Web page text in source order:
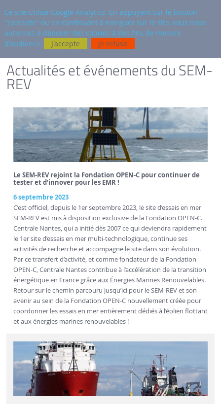
fr
Ce site utilise Google Analytics. En appuyant sur le bouton
"j'accepte" ou en continuant à naviguer sur le site, vous nous
autorisez à déposer des cookies à des fins de mesure
d'audience.
J'accepte Je refuse
Actualités et événements du SEM-
REV
Le SEM-REV rejoint la Fondation OPEN-C pour continuer de
tester et d’innover pour les EMR !
6 septembre 2023
C’est officiel, depuis le 1er septembre 2023, le site d’essais en mer
SEM-REV est mis à disposition exclusive de la Fondation OPEN-C.
Centrale Nantes, qui a initié dès 2007 ce qui deviendra rapidement
le 1er site d’essais en mer multi-technologique, continue ses
activités de recherche et accompagne le site dans son évolution.
Par ce transfert d’activité, et comme fondateur de la Fondation
OPEN-C, Centrale Nantes contribue à l’accélération de la transition
énergétique en France grâce aux Énergies Marines Renouvelables.
Retour sur le chemin parcouru jusqu’ici pour le SEM-REV et son
avenir au sein de la Fondation OPEN-C nouvellement créée pour
coordonner les essais en mer entièrement dédiés à l’éolien flottant
et aux énergies marines renouvelables !